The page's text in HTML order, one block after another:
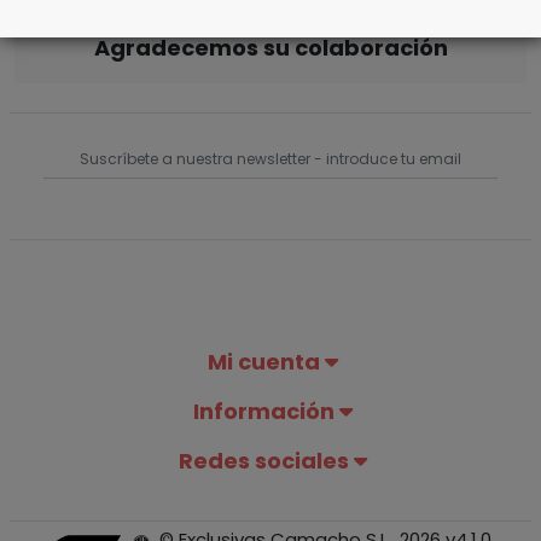
Agradecemos su colaboración
Mi cuenta
Información
Redes sociales